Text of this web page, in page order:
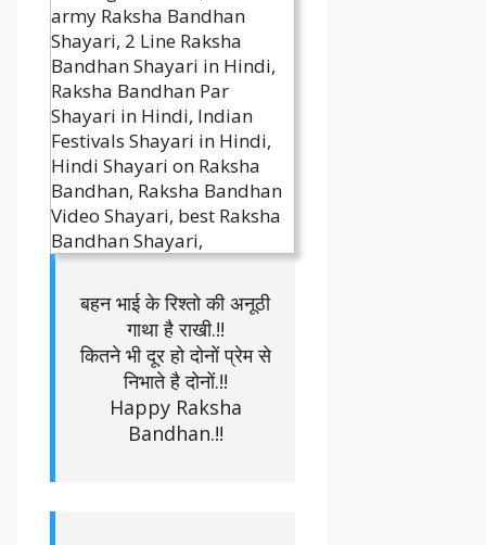
बहन भाई के रिश्तो की अनूठी
गाथा है राखी.!!
कितने भी दूर हो दोनों प्रेम से
निभाते है दोनों.!!
Happy Raksha
Bandhan.!!